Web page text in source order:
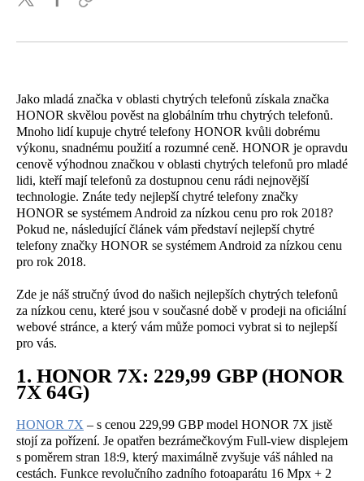
Jako mladá značka v oblasti chytrých telefonů získala značka
HONOR skvělou pověst na globálním trhu chytrých telefonů.
Mnoho lidí kupuje chytré telefony HONOR kvůli dobrému
výkonu, snadnému použití a rozumné ceně. HONOR je opravdu
cenově výhodnou značkou v oblasti chytrých telefonů pro mladé
lidi, kteří mají telefonů za dostupnou cenu rádi nejnovější
technologie. Znáte tedy nejlepší chytré telefony značky
HONOR se systémem Android za nízkou cenu pro rok 2018?
Pokud ne, následující článek vám představí nejlepší chytré
telefony značky HONOR se systémem Android za nízkou cenu
pro rok 2018.
Zde je náš stručný úvod do našich nejlepších chytrých telefonů
za nízkou cenu, které jsou v současné době v prodeji na oficiální
webové stránce, a který vám může pomoci vybrat si to nejlepší
pro vás.
1. HONOR 7X: 229,99 GBP (HONOR
7X 64G)
HONOR 7X – s cenou 229,99 GBP model HONOR 7X jistě
stojí za pořízení. Je opatřen bezrámečkovým Full-view displejem
s poměrem stran 18:9, který maximálně zvyšuje váš náhled na
cestách. Funkce revolučního zadního fotoaparátu 16 Mpx + 2